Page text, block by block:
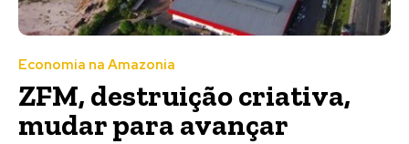
Economia na Amazonia
ZFM, destruição criativa,
mudar para avançar